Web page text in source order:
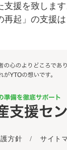
支援を致しま
起」の支援
方針 / サイト